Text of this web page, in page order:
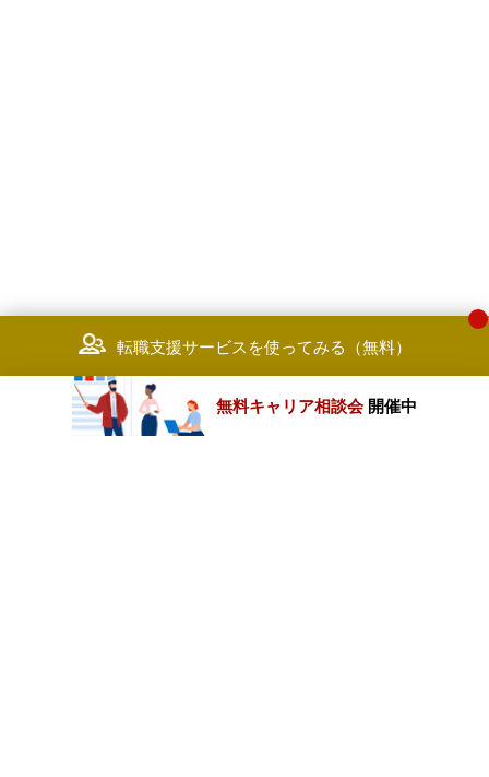
転職支援サービスを使ってみる（無料）
無料キャリア相談会 開催中